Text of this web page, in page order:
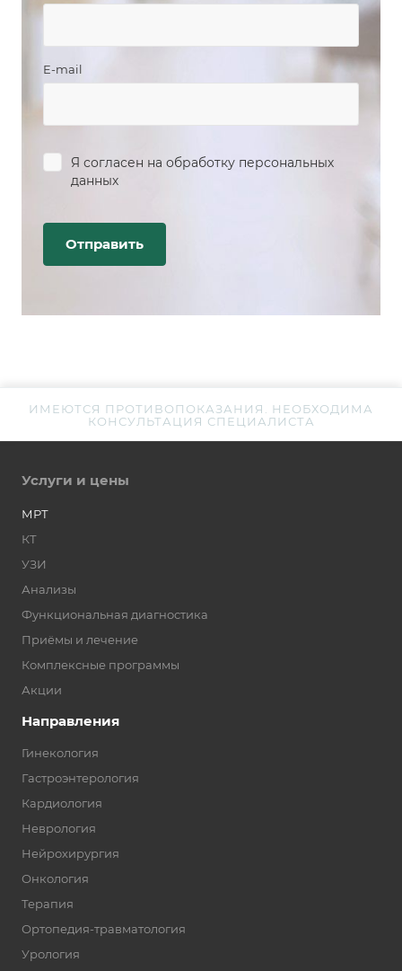
E-mail
Я согласен на обработку персональных
данных
ИМЕЮТСЯ ПРОТИВОПОКАЗАНИЯ. НЕОБХОДИМА
КОНСУЛЬТАЦИЯ СПЕЦИАЛИСТА
Услуги и цены
МРТ
КТ
УЗИ
Анализы
Функциональная диагностика
Приёмы и лечение
Комплексные программы
Акции
Направления
Гинекология
Гастроэнтерология
Кардиология
Неврология
Нейрохирургия
Онкология
Терапия
Ортопедия-травматология
Урология